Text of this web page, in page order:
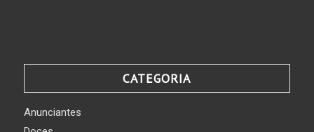
CATEGORIA
Anunciantes